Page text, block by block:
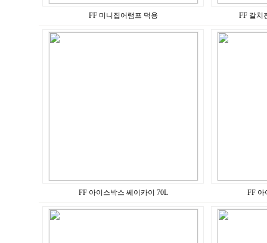
FF 미니집어램프 덕용 FF 갈치
FF 아이스박스 쎄이카이 70L FF 아